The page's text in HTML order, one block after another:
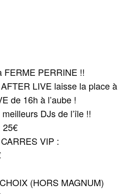
FERME PERRINE !!
LIVE laisse la place à
de 16h à l’aube !
DJs de l’île !!
25€
VIP :
(HORS MAGNUM)